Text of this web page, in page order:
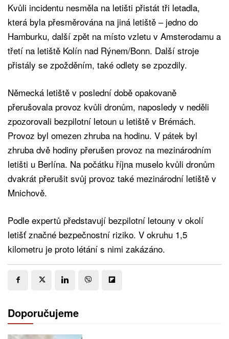
Kvůli incidentu nesměla na letišti přistát tři letadla,
která byla přesměrována na jiná letiště – jedno do
Hamburku, další zpět na místo vzletu v Amsterodamu a
třetí na letiště Kolín nad Rýnem/Bonn. Další stroje
přistály se zpožděním, také odlety se zpozdily.
Německá letiště v poslední době opakovaně
přerušovala provoz kvůli dronům, naposledy v neděli
zpozorovali bezpilotní letoun u letiště v Brémách.
Provoz byl omezen zhruba na hodinu. V pátek byl
zhruba dvě hodiny přerušen provoz na mezinárodním
letišti u Berlína. Na počátku října muselo kvůli dronům
dvakrát přerušit svůj provoz také mezinárodní letiště v
Mnichově.
Podle expertů představují bezpilotní letouny v okolí
letišť značné bezpečnostní riziko. V okruhu 1,5
kilometru je proto létání s nimi zakázáno.
Doporučujeme